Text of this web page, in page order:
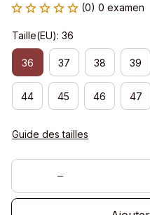
(0) 0 examen
Taille(EU): 36
36 37 38 39
44 45 46 47
Guide des tailles